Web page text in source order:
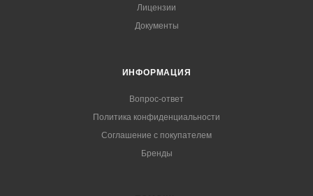
Лицензии
Документы
ИНФОРМАЦИЯ
Вопрос-ответ
Политика конфиденциальности
Соглашение с покупателем
Бренды